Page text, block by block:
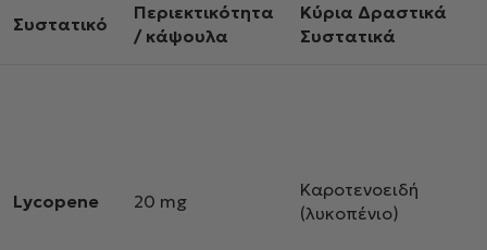
Συστατικό
Περιεκτικότητα
/ κάψουλα
Κύρια Δραστικά
Συστατικά
Lycopene 20 mg
Καροτενοειδή
(λυκοπένιο)